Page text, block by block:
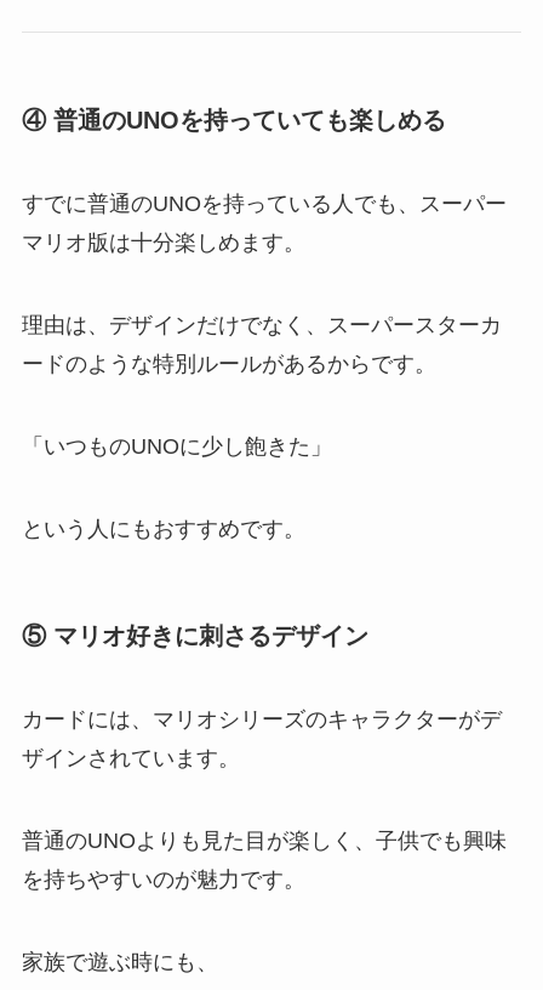
④ 普通のUNOを持っていても楽しめる
すでに普通のUNOを持っている人でも、スーパー
マリオ版は十分楽しめます。
理由は、デザインだけでなく、スーパースターカ
ードのような特別ルールがあるからです。
「いつものUNOに少し飽きた」
という人にもおすすめです。
⑤ マリオ好きに刺さるデザイン
カードには、マリオシリーズのキャラクターがデ
ザインされています。
普通のUNOよりも見た目が楽しく、子供でも興味
を持ちやすいのが魅力です。
家族で遊ぶ時にも、